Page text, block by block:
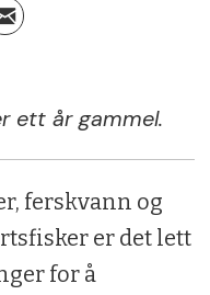
ett år gammel.
ferskvann og
er det lett
for å